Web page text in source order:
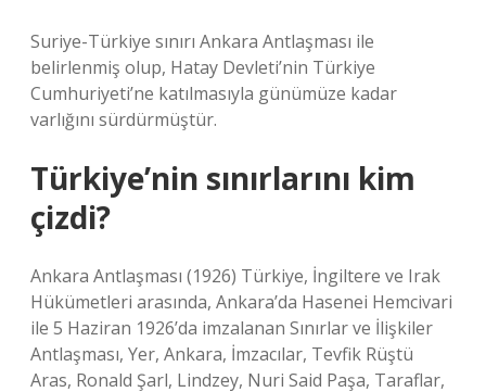
Suriye-Türkiye sınırı Ankara Antlaşması ile
belirlenmiş olup, Hatay Devleti’nin Türkiye
Cumhuriyeti’ne katılmasıyla günümüze kadar
varlığını sürdürmüştür.
Türkiye’nin sınırlarını kim
çizdi?
Ankara Antlaşması (1926) Türkiye, İngiltere ve Irak
Hükümetleri arasında, Ankara’da Hasenei Hemcivari
ile 5 Haziran 1926’da imzalanan Sınırlar ve İlişkiler
Antlaşması, Yer, Ankara, İmzacılar, Tevfik Rüştü
Aras, Ronald Şarl, Lindzey, Nuri Said Paşa, Taraflar,